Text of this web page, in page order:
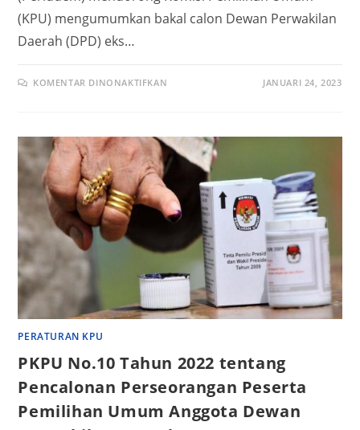
(KPU) mengumumkan bakal calon Dewan Perwakilan
Daerah (DPD) eks…
KOMENTAR DINONAKTIFKAN JANUARI 24, 2023
PERATURAN KPU
PKPU No.10 Tahun 2022 tentang
Pencalonan Perseorangan Peserta
Pemilihan Umum Anggota Dewan